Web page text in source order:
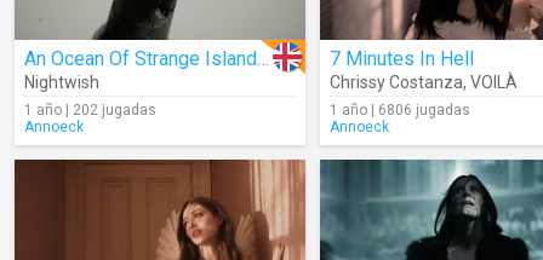
An Ocean Of Strange Islands (Lyrics)
Nightwish
1 año | 202 jugadas
Annoeck
7 Minutes In Hell
Chrissy Costanza, VOILÀ
1 año | 6806 jugadas
Annoeck